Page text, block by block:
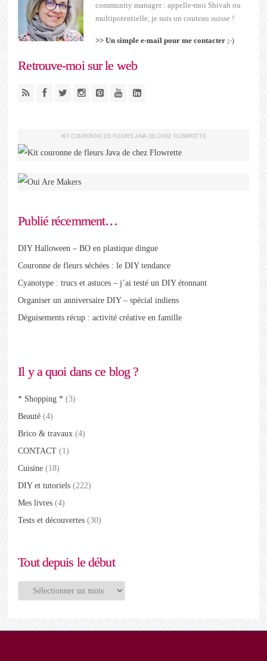
community manager : appelle-moi Shivah ou
multipotentielle, je suis un couteau suisse !
>> Un simple e-mail pour me contacter ;-)
Retrouve-moi sur le web
KIT COURONNE DE FLEURS JAVA DE CHEZ FLOWRETTE
Publié récemment…
DIY Halloween – BO en plastique dingue
Couronne de fleurs séchées : le DIY tendance
Cyanotype : trucs et astuces – j’ai testé un DIY étonnant
Organiser un anniversaire DIY – spécial indiens
Déguisements récup : activité créative en famille
Il y a quoi dans ce blog ?
* Shopping * (3)
Beauté (4)
Brico & travaux (4)
CONTACT (1)
Cuisine (18)
DIY et tutoriels (222)
Mes livres (4)
Tests et découvertes (30)
Tout depuis le début